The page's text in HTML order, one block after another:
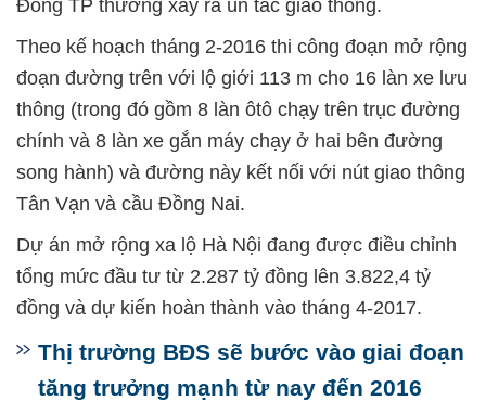
Đông TP thường xảy ra ùn tắc giao thông.
Theo kế hoạch tháng 2-2016 thi công đoạn mở rộng
đoạn đường trên với lộ giới 113 m cho 16 làn xe lưu
thông (trong đó gồm 8 làn ôtô chạy trên trục đường
chính và 8 làn xe gắn máy chạy ở hai bên đường
song hành) và đường này kết nối với nút giao thông
Tân Vạn và cầu Đồng Nai.
Dự án mở rộng xa lộ Hà Nội đang được điều chỉnh
tổng mức đầu tư từ 2.287 tỷ đồng lên 3.822,4 tỷ
đồng và dự kiến hoàn thành vào tháng 4-2017.
Thị trường BĐS sẽ bước vào giai đoạn
tăng trưởng mạnh từ nay đến 2016